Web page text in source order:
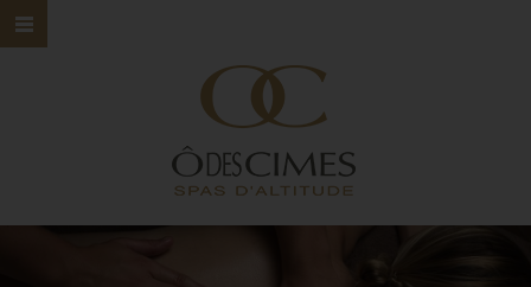
HOME
Ô DES CIMES
NOS SPAS